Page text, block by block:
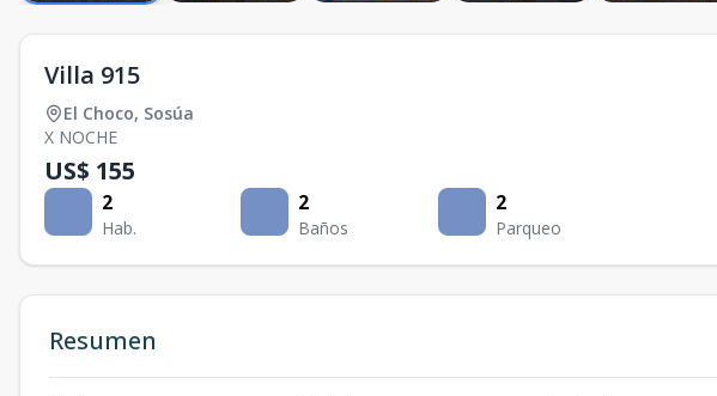
Villa 915
El Choco, Sosúa
X NOCHE
US$ 155
2
Hab.
2
Baños
2
Parqueo
Resumen